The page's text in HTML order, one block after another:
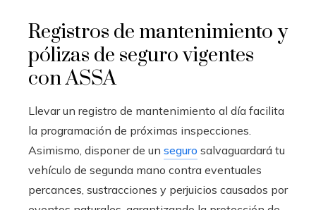
Registros de mantenimiento y
pólizas de seguro vigentes
con ASSA
Llevar un registro de mantenimiento al día facilita
la programación de próximas inspecciones.
Asimismo, disponer de un seguro salvaguardará tu
vehículo de segunda mano contra eventuales
percances, sustracciones y perjuicios causados por